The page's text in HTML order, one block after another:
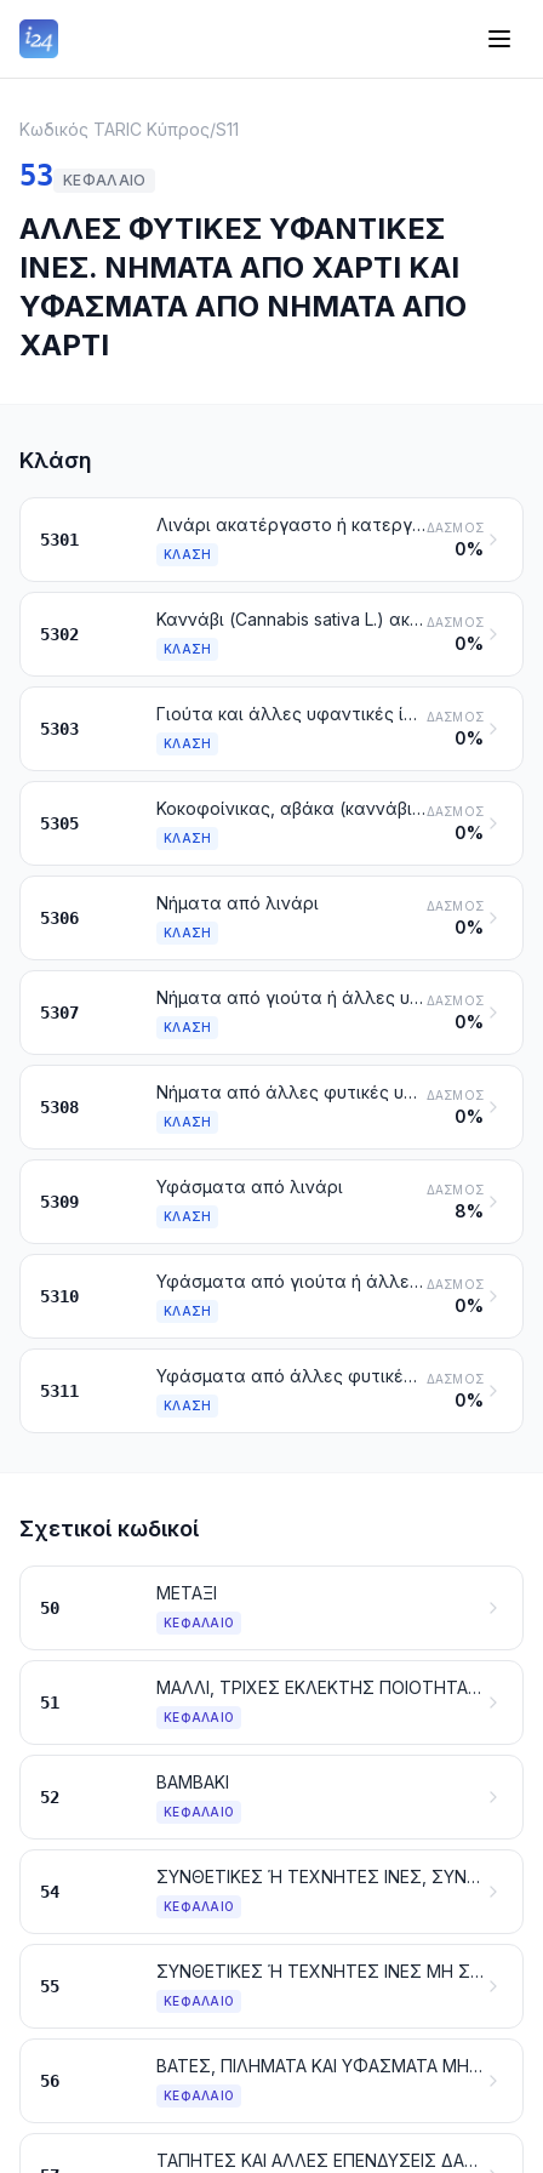
Κωδικός TARIC Κύπρος/S11
53 ΚΕΦΆΛΑΙΟ
ΑΛΛΕΣ ΦΥΤΙΚΕΣ ΥΦΑΝΤΙΚΕΣ
ΙΝΕΣ. ΝΗΜΑΤΑ ΑΠΟ ΧΑΡΤΙ ΚΑΙ
ΥΦΑΣΜΑΤΑ ΑΠΟ ΝΗΜΑΤΑ ΑΠΟ
ΧΑΡΤΙ
Κλάση
5301
Λινάρι ακατέργαστο ή κατεργασμένο, αλλά όχι νηματοποιημένο. Στουπιά και απορρίμματα από λινάρι (στα οποία περιλαμβάνονται και τα απορρίμματα από νήματα και τα ξεφτίδια)
ΚΛΆΣΗ
ΔΑΣΜΌΣ
0%
5302
Καννάβι (Cannabis sativa L.) ακατέργαστο ή κατεργασμένο, αλλά όχι νηματοποιημένο. Στουπιά και απορρίμματα από καννάβι (στα οποία περιλαμβάνονται και τα απορρίμματα από νήματα και τα ξεφτίδια)
ΚΛΆΣΗ
ΔΑΣΜΌΣ
0%
5303
Γιούτα και άλλες υφαντικές ίνες που προέρχονται από το εσωτερικό του φλοιού (βίβλος) ορισμένης κατηγορίας φυτών (με εξαίρεση το λινάρι, το καννάβι και το ραμί), ακατέργαστες ή κατεργασμένες, αλλά όχι νηματοποιημένες. Στουπιά και απορρίμματα από αυτές τις ίνες (στα οποία περιλαμβάνονται και τα απορρίμματα από νήματα και τα ξεφτίδια)
ΚΛΆΣΗ
ΔΑΣΜΌΣ
0%
5305
Κοκοφοίνικας, αβάκα (καννάβι Μανίλας ή Musa textilis Nee), ραμί και άλλες φυτικές υφαντικές ίνες που δεν κατονομάζονται ούτε περιλαμβάνονται αλλού, ακατέργαστες ή κατεργασμένες, αλλά όχι νηματοποιημένες. Στουπιά και απορρίμματα από τις ίνες αυτές (στα οποία περιλαμβάνονται και τα απορρίμματα από νήματα και τα ξεφτίδια)
ΚΛΆΣΗ
ΔΑΣΜΌΣ
0%
5306
Νήματα από λινάρι
ΚΛΆΣΗ
ΔΑΣΜΌΣ
0%
5307
Νήματα από γιούτα ή άλλες υφαντικές ίνες που προέρχονται από το εσωτερικό του φλοιού (βίβλος) ορισμένης κατηγορίας φυτών της κλάσης 5303
ΚΛΆΣΗ
ΔΑΣΜΌΣ
0%
5308
Νήματα από άλλες φυτικές υφαντικές ίνες. Νήματα από χαρτί
ΚΛΆΣΗ
ΔΑΣΜΌΣ
0%
5309
Υφάσματα από λινάρι
ΚΛΆΣΗ
ΔΑΣΜΌΣ
8%
5310
Υφάσματα από γιούτα ή άλλες υφαντικές ίνες που προέρχονται από το εσωτερικό του φλοιού (βίβλος) ορισμένης κατηγορίας φυτών της κλάσης 5303
ΚΛΆΣΗ
ΔΑΣΜΌΣ
0%
5311
Υφάσματα από άλλες φυτικές υφαντικές ίνες. Υφάσματα από νήματα από χαρτί
ΚΛΆΣΗ
ΔΑΣΜΌΣ
0%
Σχετικοί κωδικοί
50
ΜΕΤΑΞΙ
ΚΕΦΆΛΑΙΟ
51
ΜΑΛΛΙ, ΤΡΙΧΕΣ ΕΚΛΕΚΤΗΣ ΠΟΙΟΤΗΤΑΣ Ή ΧΟΝΤΡΟΕΙΔΕΙΣ. ΝΗΜΑΤΑ ΚΑΙ ΥΦΑΣΜΑΤΑ ΑΠΟ ΧΟΝΤΡΟΤΡΙΧΕΣ
ΚΕΦΆΛΑΙΟ
52
ΒΑΜΒΑΚΙ
ΚΕΦΆΛΑΙΟ
54
ΣΥΝΘΕΤΙΚΕΣ Ή ΤΕΧΝΗΤΕΣ ΙΝΕΣ, ΣΥΝΕΧΕΙΣ. ΣΥΝΕΧΕΙΣ ΛΟΥΡΙΔΕΣ ΚΑΙ ΠΑΡΟΜΟΙΕΣ ΜΟΡΦΕΣ, ΑΠΟ ΣΥΝΘΕΤΙΚΕΣ Ή ΤΕΧΝΗΤΕΣ ΥΦΑΝΤΙΚΕΣ ΥΛΕΣ
ΚΕΦΆΛΑΙΟ
55
ΣΥΝΘΕΤΙΚΕΣ Ή ΤΕΧΝΗΤΕΣ ΙΝΕΣ ΜΗ ΣΥΝΕΧΕΙΣ
ΚΕΦΆΛΑΙΟ
56
ΒΑΤΕΣ, ΠΙΛΗΜΑΤΑ ΚΑΙ ΥΦΑΣΜΑΤΑ ΜΗ ΥΦΑΣΜΕΝΑ. ΝΗΜΑΤΑ ΕΙΔΙΚΑ. ΣΠΑΓΚΟΙ, ΣΧΟΙΝΙΑ ΚΑΙ ΧΟΝΤΡΑ ΣΧΟΙΝΙΑ. ΕΙΔΗ ΣΧΟΙΝΟΠΟΙΙΑΣ
ΚΕΦΆΛΑΙΟ
ΤΑΠΗΤΕΣ ΚΑΙ ΑΛΛΕΣ ΕΠΕΝΔΥΣΕΙΣ ΔΑΠΕΔΟΥ ΑΠΟ ΥΦΑΝΤΙΚΕΣ ΥΛΕΣ